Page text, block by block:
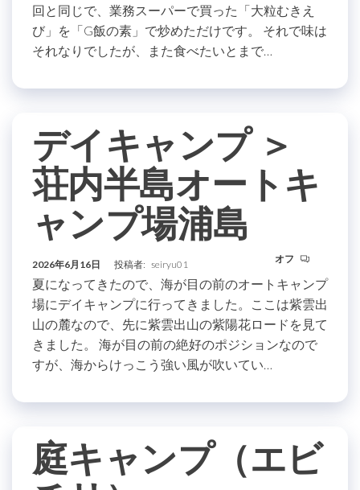
回と同じで、業務スーパーで買った「大粒むきえ
び」を「G飯の素」で炒めただけです。 それで味は
それなりでしたが、また食べたいとまで…
デイキャンプ ＞
荘内半島オートキ
ャンプ場浦島
2026年6月16日 投稿者: seiryu01 オフ
夏になってきたので、海が目の前のオートキャンプ
場にデイキャンプに行ってきました。ここは紫雲出
山の麓なので、先に紫雲出山の紫陽花ロードを見て
きました。 海が目の前の絶好のポジションなので
すが、海からけっこう強い風が吹いてい…
庭キャンプ（エビ